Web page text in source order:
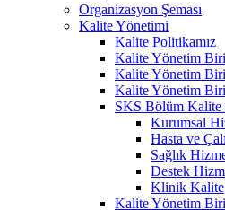
Organizasyon Şeması
Kalite Yönetimi
Kalite Politikamız
Kalite Yönetim
Kalite Yönetim
Kalite Yönetim
SKS Bölüm Kalite
Kurumsal
Hasta ve
Sağlık
Destek
Klinik Kalite
Kalite Yönetim